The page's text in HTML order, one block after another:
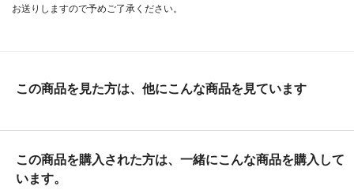
お送りしますので予めご了承ください。
この商品を見た方は、他にこんな商品を見ています
この商品を購入された方は、一緒にこんな商品を購入して
います。